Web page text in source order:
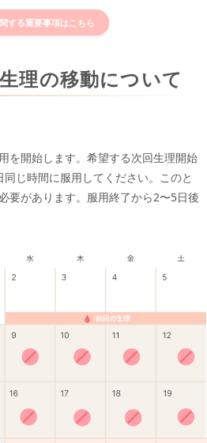
する重要事項はこちら
理の移動について
を開始します。希望する次回生理開始
じ時間に服用してください。このと
要があります。服用終了から2〜5日後